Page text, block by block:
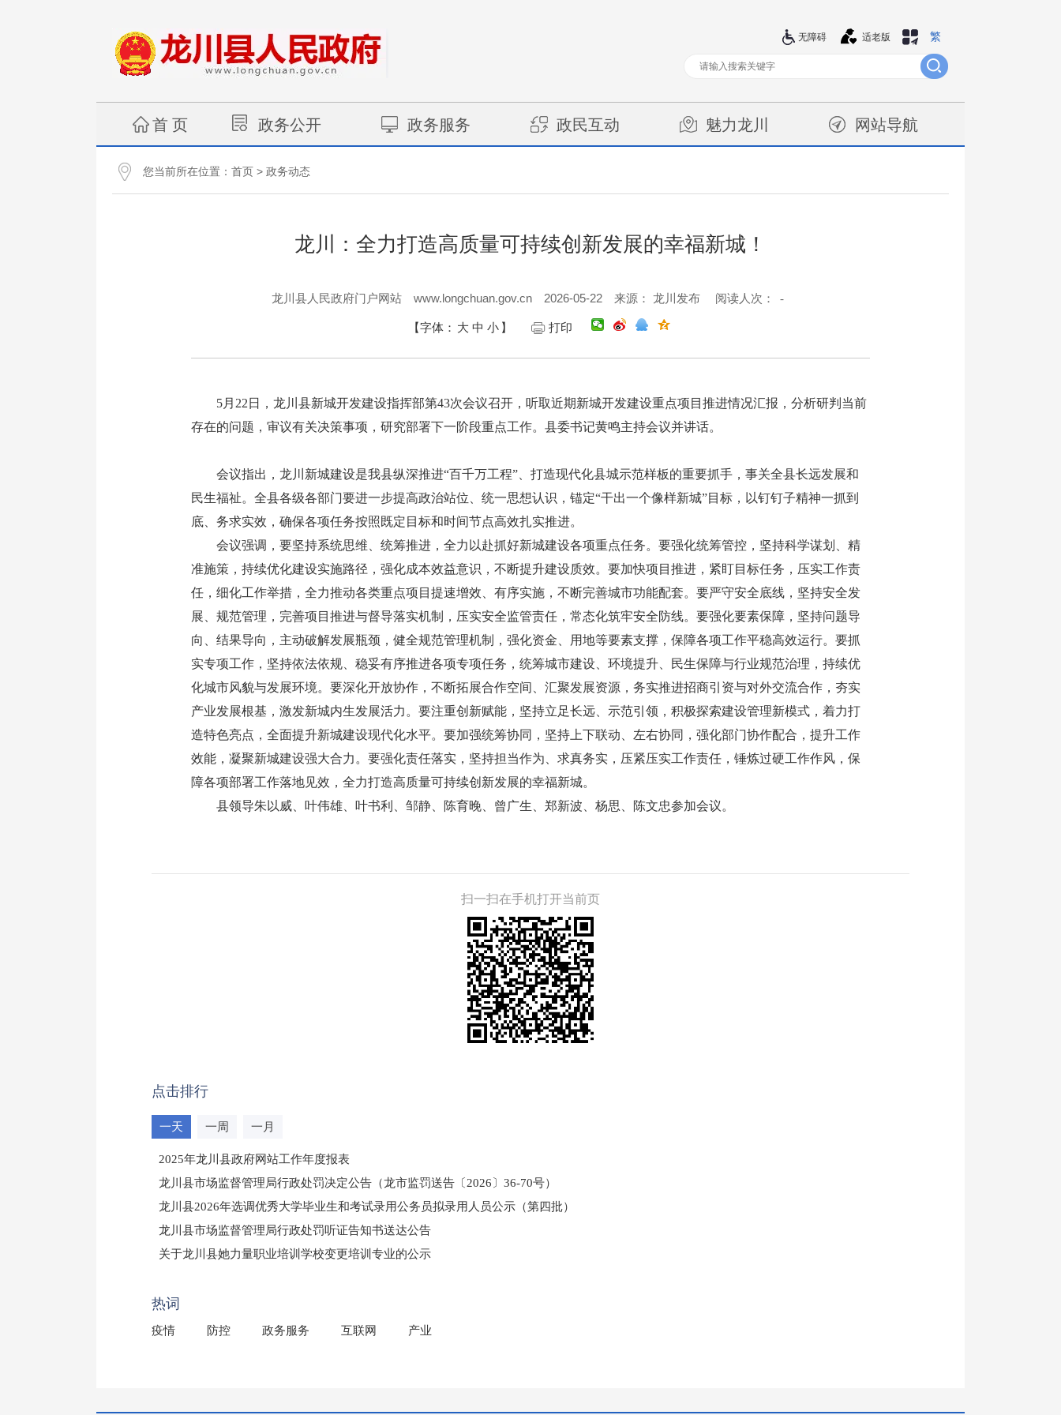
繁
适老版
无障碍
首 页 政务公开 政务服务 政民互动 魅力龙川 网站导航
您当前所在位置： 首页 > 政务动态
龙川：全力打造高质量可持续创新发展的幸福新城！
龙川县人民政府门户网站 www.longchuan.gov.cn 2026-05-22 来源： 龙川发布 阅读人次： -
【字体： 大 中 小 】 打印
5月22日，龙川县新城开发建设指挥部第43次会议召开，听取近期新城开发建设重点项目推进情况汇报，分析研判当前
存在的问题，审议有关决策事项，研究部署下一阶段重点工作。县委书记黄鸣主持会议并讲话。
会议指出，龙川新城建设是我县纵深推进“百千万工程”、打造现代化县城示范样板的重要抓手，事关全县长远发展和
民生福祉。全县各级各部门要进一步提高政治站位、统一思想认识，锚定“干出一个像样新城”目标，以钉钉子精神一抓到
底、务求实效，确保各项任务按照既定目标和时间节点高效扎实推进。
会议强调，要坚持系统思维、统筹推进，全力以赴抓好新城建设各项重点任务。要强化统筹管控，坚持科学谋划、精
准施策，持续优化建设实施路径，强化成本效益意识，不断提升建设质效。要加快项目推进，紧盯目标任务，压实工作责
任，细化工作举措，全力推动各类重点项目提速增效、有序实施，不断完善城市功能配套。要严守安全底线，坚持安全发
展、规范管理，完善项目推进与督导落实机制，压实安全监管责任，常态化筑牢安全防线。要强化要素保障，坚持问题导
向、结果导向，主动破解发展瓶颈，健全规范管理机制，强化资金、用地等要素支撑，保障各项工作平稳高效运行。要抓
实专项工作，坚持依法依规、稳妥有序推进各项专项任务，统筹城市建设、环境提升、民生保障与行业规范治理，持续优
化城市风貌与发展环境。要深化开放协作，不断拓展合作空间、汇聚发展资源，务实推进招商引资与对外交流合作，夯实
产业发展根基，激发新城内生发展活力。要注重创新赋能，坚持立足长远、示范引领，积极探索建设管理新模式，着力打
造特色亮点，全面提升新城建设现代化水平。要加强统筹协同，坚持上下联动、左右协同，强化部门协作配合，提升工作
效能，凝聚新城建设强大合力。要强化责任落实，坚持担当作为、求真务实，压紧压实工作责任，锤炼过硬工作作风，保
障各项部署工作落地见效，全力打造高质量可持续创新发展的幸福新城。
县领导朱以威、叶伟雄、叶书利、邹静、陈育晚、曾广生、郑新波、杨思、陈文忠参加会议。
扫一扫在手机打开当前页
点击排行
一天 一周 一月
2025年龙川县政府网站工作年度报表
龙川县市场监督管理局行政处罚决定公告（龙市监罚送告〔2026〕36-70号）
龙川县2026年选调优秀大学毕业生和考试录用公务员拟录用人员公示（第四批）
龙川县市场监督管理局行政处罚听证告知书送达公告
（龙市监罚送告〔2026〕71号）
关于龙川县她力量职业培训学校变更培训专业的公示
热词
疫情 防控 政务服务 互联网 产业